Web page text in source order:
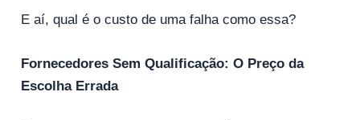
E aí, qual é o custo de uma falha como essa?
Fornecedores Sem Qualificação: O Preço da
Escolha Errada